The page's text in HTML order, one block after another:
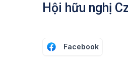
Hội hữu nghị
Facebook